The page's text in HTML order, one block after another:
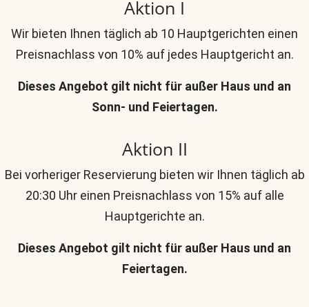
Aktion I
Wir bieten Ihnen täglich ab 10 Hauptgerichten einen
Preisnachlass von 10% auf jedes Hauptgericht an.
Dieses Angebot gilt nicht für außer Haus und an
Sonn- und Feiertagen.
Aktion II
Bei vorheriger Reservierung bieten wir Ihnen täglich ab
20:30 Uhr einen Preisnachlass von 15% auf alle
Hauptgerichte an.
Dieses Angebot gilt nicht für außer Haus und an
Feiertagen.